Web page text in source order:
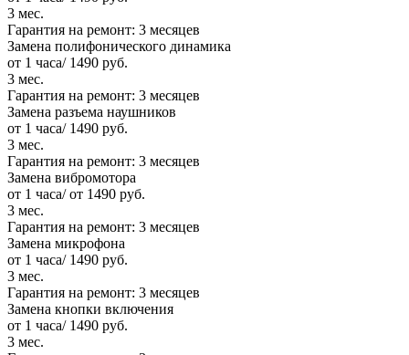
3 мес.
Гарантия на ремонт: 3 месяцев
Замена полифонического динамика
от 1 часа/ 1490 руб.
3 мес.
Гарантия на ремонт: 3 месяцев
Замена разъема наушников
от 1 часа/ 1490 руб.
3 мес.
Гарантия на ремонт: 3 месяцев
Замена вибромотора
от 1 часа/ от 1490 руб.
3 мес.
Гарантия на ремонт: 3 месяцев
Замена микрофона
от 1 часа/ 1490 руб.
3 мес.
Гарантия на ремонт: 3 месяцев
Замена кнопки включения
от 1 часа/ 1490 руб.
3 мес.